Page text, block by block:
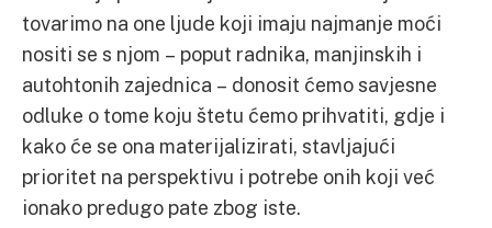
tovarimo na one ljude koji imaju najmanje moći
nositi se s njom – poput radnika, manjinskih i
autohtonih zajednica – donosit ćemo savjesne
odluke o tome koju štetu ćemo prihvatiti, gdje i
kako će se ona materijalizirati, stavljajući
prioritet na perspektivu i potrebe onih koji već
ionako predugo pate zbog iste.